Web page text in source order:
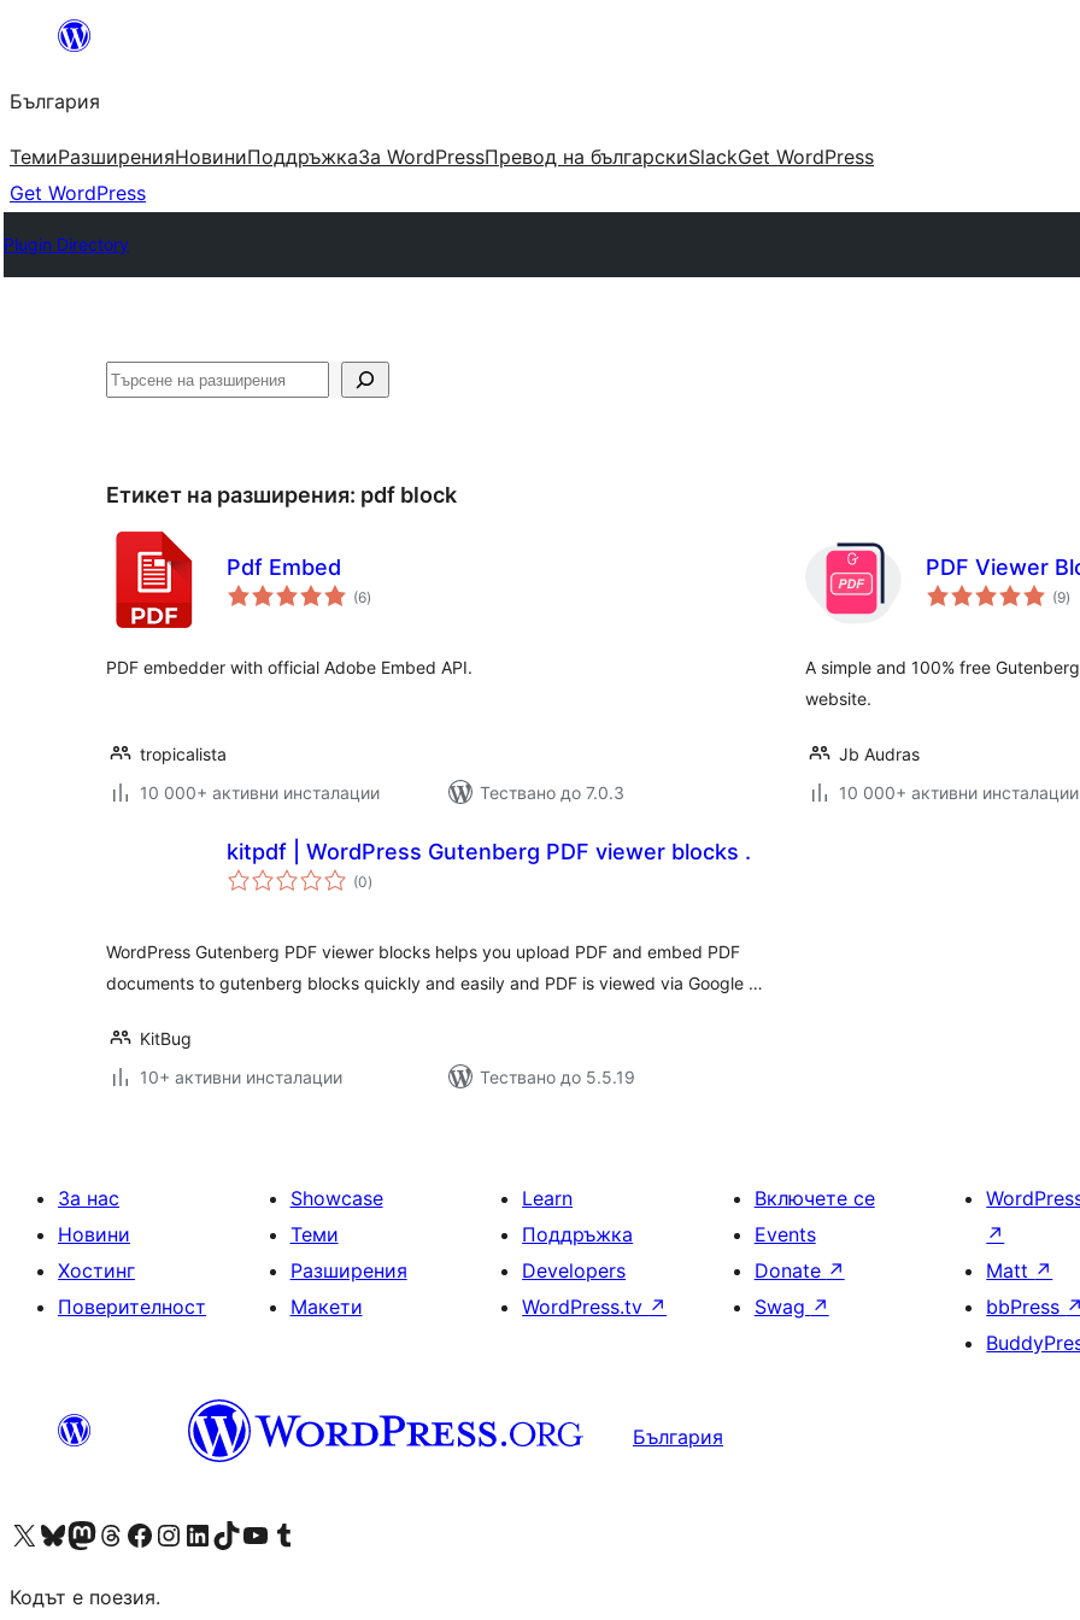
България
ТемиРазширенияНовиниПоддръжкаЗа WordPressПревод на българскиSlackGet WordPress
Get WordPress
Plugin Directory
Търсене
Етикет на разширения: pdf block
Pdf Embed
(6общо
оценки
)
PDF embedder with official Adobe Embed API.
tropicalista
10 000+ активни инсталации
Тествано до 7.0.3
PDF Viewer
(9)
A simple and 100% free
website.
Jb Audras
10 000+ активни инсталации
kitpdf | WordPress Gutenberg PDF viewer blocks .
(0общо
оценки
)
WordPress Gutenberg PDF viewer blocks helps you upload PDF and embed PDF
documents to gutenberg blocks quickly and easily and PDF is viewed via Google …
KitBug
10+ активни инсталации
Тествано до 5.5.19
За нас
Новини
Хостинг
Поверителност
Showcase
Теми
Разширения
Макети
Learn
Поддръжка
Developers
WordPress.tv ↗
Включете се
Events
Donate ↗
Swag ↗
↗
Matt ↗
bbPress
България
Visit our X (formerly Twitter) account
Visit our Bluesky account
Visit our Mastodon account
Visit our Threads account
Посетете нашата страница във Facebook
Посетете нашия профил в Instagram
Посетете нашия профил в LinkedIn
Visit our TikTok account
Visit our YouTube channel
Visit our Tumblr account
Кодът е поезия.